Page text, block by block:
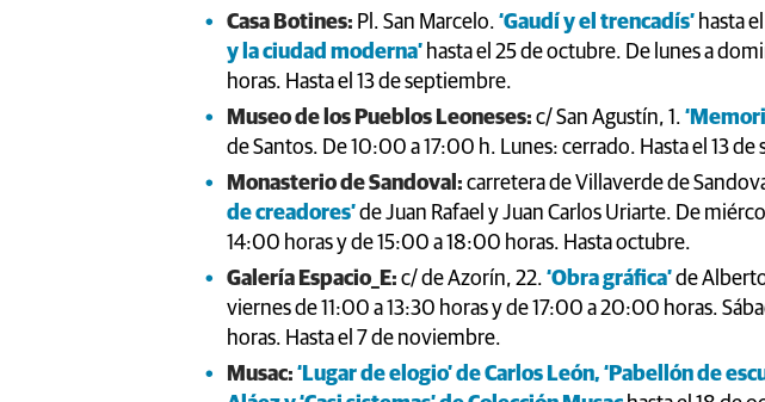
Casa Botines: Pl. San Marcelo. ‘Gaudí y el trencadís’ hasta
y la ciudad moderna’ hasta el 25 de octubre. De lunes a
horas. Hasta el 13 de septiembre.
Museo de los Pueblos Leoneses: c/ San Agustín, 1.
de Santos. De 10:00 a 17:00 h. Lunes: cerrado. Hasta el 13
Monasterio de Sandoval: carretera de Villaverde de
de creadores’de Juan Rafael y Juan Carlos Uriarte. De
14:00 horas y de 15:00 a 18:00 horas. Hasta octubre.
Galería Espacio_E: c/ de Azorín, 22. ‘Obra gráfica’de
viernes de 11:00 a 13:30 horas y de 17:00 a 20:00 horas.
horas. Hasta el 7 de noviembre.
Musac: ‘Lugar de elogio’ de Carlos León, ‘Pabellón de